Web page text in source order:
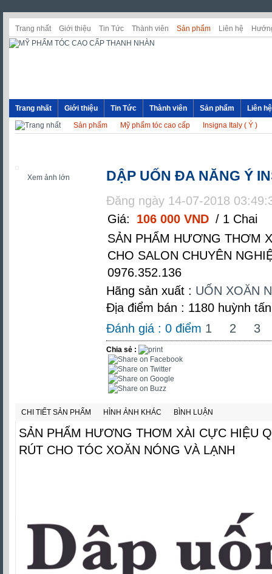
Trang nhất Giới thiệu Tin Tức Thành viên Sản phẩm Liên hệ
Trang nhất Giới thiệu Tin Tức Thành viên Sản phẩm
Liên hệ
Sản phẩm
Mỹ phẩm tóc cao cấp Insigna Italy ( Ý )
Xem ảnh lớn DẬP UỐN ĐA NĂNG Ý
Đăng ngày 14-07-2018
Giá:
106 000 VND / 1 Chai
SẢN PHẨM HƯƠNG THƠM
CHO SALON CHUYÊN
0976.352.136
Hãng sản xuất : UỐN XOĂN
Địa điểm bán : 1180 huỳnh
Đánh giá : 0 điểm 1 2 3
Chia sẻ :
CHI TIẾT SẢN PHẨM HÌNH ẢNH KHÁC BÌNH LUẬN
SẢN PHẨM HƯƠNG THƠM XÀI CỰC HIỆU
RÚT CHO TÓC XOĂN NÓNG VÀ LẠNH